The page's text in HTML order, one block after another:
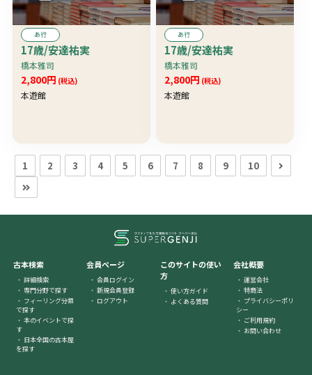
あ行
17歳/安達祐実
橋本雅司
2,800円 (税込)
本遊館
あ行
17歳/安達祐実
橋本雅司
2,800円 (税込)
本遊館
1 2 3 4 5 6 7 8 9 10
古本検索
詳細検索
専門分野で探す
フィーリング分類
で探す
本のイベントで探
す
日本全国の古本屋
を探す
会員ページ
会員ログイン
新規会員登録
ログアウト
このサイトの使い
方
使い方ガイド
よくある質問
会社概要
運営会社
特商法
プライバシーポリ
シー
ご利用規約
お問い合わせ